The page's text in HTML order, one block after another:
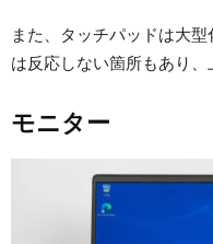
また、タッチパッドは大
は反応しない箇所もあり、
モニター